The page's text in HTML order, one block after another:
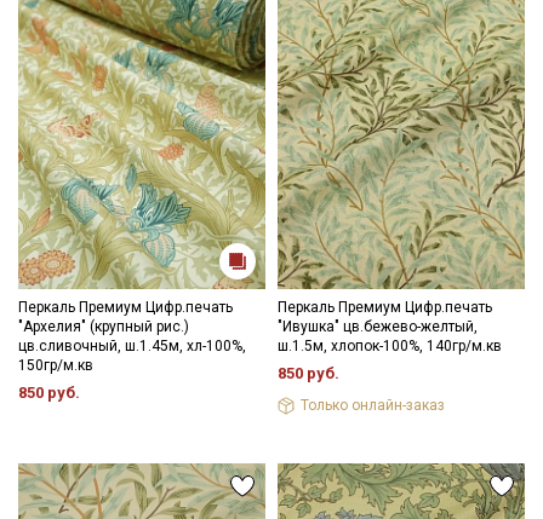
Перкаль Премиум Цифр.печать
"Архелия" (крупный рис.)
цв.сливочный, ш.1.45м, хл-100%,
150гр/м.кв
850 руб.
Перкаль Премиум Цифр.печать
"Ивушка" цв.бежево-желтый,
ш.1.5м, хлопок-100%, 140гр/м.кв
850 руб.
Только онлайн-заказ